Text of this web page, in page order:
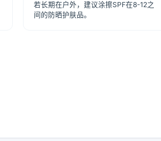
若长期在户外，建议涂擦SPF在8-12之
间的防晒护肤品。